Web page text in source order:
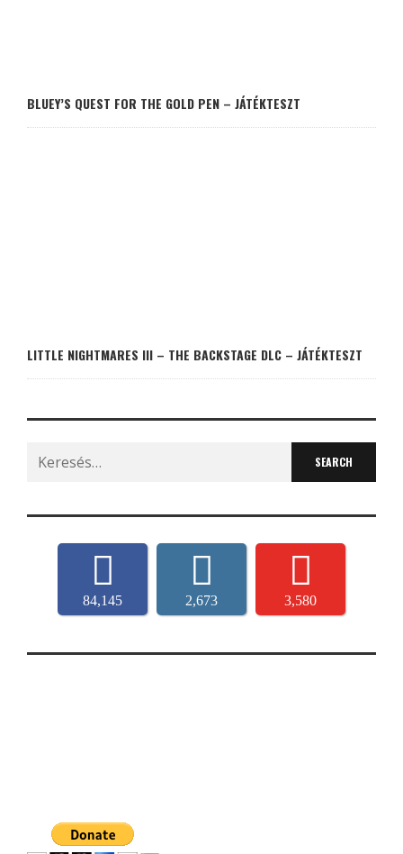
BLUEY’S QUEST FOR THE GOLD PEN – JÁTÉKTESZT
LITTLE NIGHTMARES III – THE BACKSTAGE DLC – JÁTÉKTESZT
Search
for:
84,145 2,673 3,580